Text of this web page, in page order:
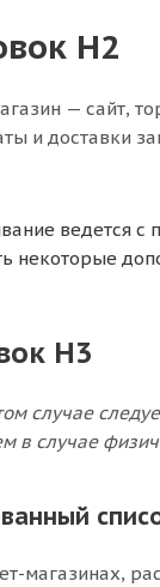
H2
— сайт,
и доставки
ведется с
некоторые
H3
случае
в случае
магазинах,